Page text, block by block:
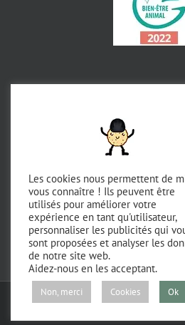
Copyright 2023 - Domaine de Chevillon |
Les cookies nous permettent de
vous connaître ! Ils peuvent être
utilisés pour améliorer votre
expérience en tant qu'utilisateur,
personnaliser les publicités qui
sont proposées et analyser les
de notre site web.
Aidez-nous en les acceptant.
Non, merci Cookies Ok